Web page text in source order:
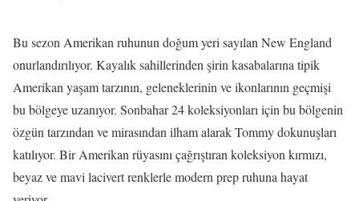
Bu sezon Amerikan ruhunun doğum yeri sayılan New England
onurlandırılıyor. Kayalık sahillerinden şirin kasabalarına tipik
Amerikan yaşam tarzının, geleneklerinin ve ikonlarının geçmişi
bu bölgeye uzanıyor. Sonbahar 24 koleksiyonları için bu bölgenin
özgün tarzından ve mirasından ilham alarak Tommy dokunuşları
katılıyor. Bir Amerikan rüyasını çağrıştıran koleksiyon kırmızı,
beyaz ve mavi lacivert renklerle modern prep ruhuna hayat